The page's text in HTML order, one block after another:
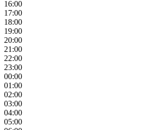
16:00
17:00
18:00
19:00
20:00
21:00
22:00
23:00
00:00
01:00
02:00
03:00
04:00
05:00